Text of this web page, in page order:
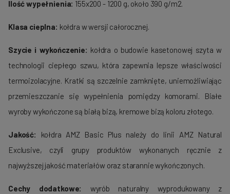
Ilość wypełnienia: 155x200 - 1200 g, około 390 g/m2.
Klasa cieplna: kołdra w wersji całorocznej.
Szycie i wykończenie: kołdra o budowie kasetonowej szyta w
technologii ciepłego szwu, która zapewnia lepsze właściwości
termoizolacyjne. Kratki są szczelnie zamknięte, uniemożliwiając
przemieszczanie się wypełnienia pomiędzy komorami. Białe
wyroby wykończone są białą bizą, kremowe bizą koloru złotego.
Jakość:
kołdra AMZ Basic Plus należy do linii AMZ Natural
Exclusive, czyli grupy produktów wykonanych ręcznie z
najwyższej jakość materiałów oraz starannie wykończonych.
Cechy dodatkowe:
wyrób naturalny wyprodukowany z